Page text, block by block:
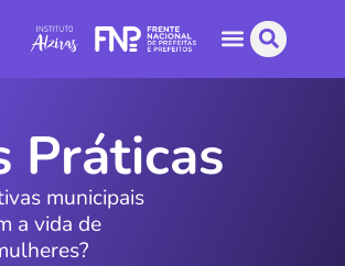
Práticas
municipais
a vida de